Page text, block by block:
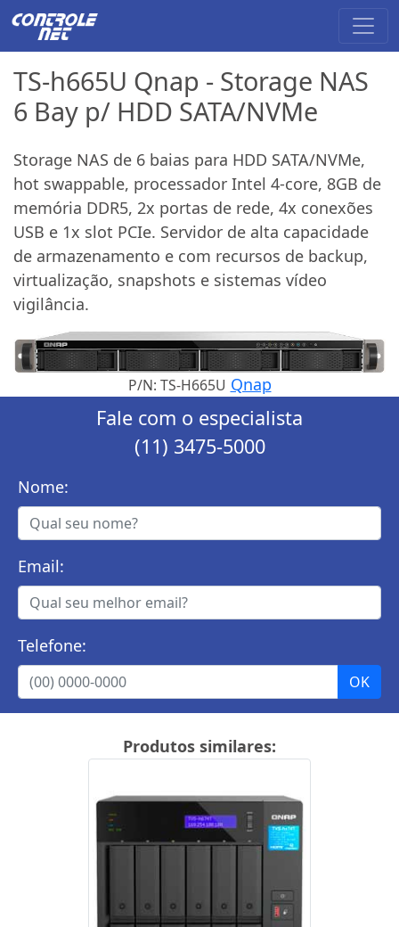
TS-h665U Qnap - Storage NAS
6 Bay p/ HDD SATA/NVMe
Storage NAS de 6 baias para HDD SATA/NVMe,
hot swappable, processador Intel 4-core, 8GB de
memória DDR5, 2x portas de rede, 4x conexões
USB e 1x slot PCIe. Servidor de alta capacidade
de armazenamento e com recursos de backup,
virtualização, snapshots e sistemas vídeo
vigilância.
P/N: TS-H665U Qnap
Fale com o especialista
(11) 3475-5000
Nome:
Email:
Telefone:
Produtos similares: